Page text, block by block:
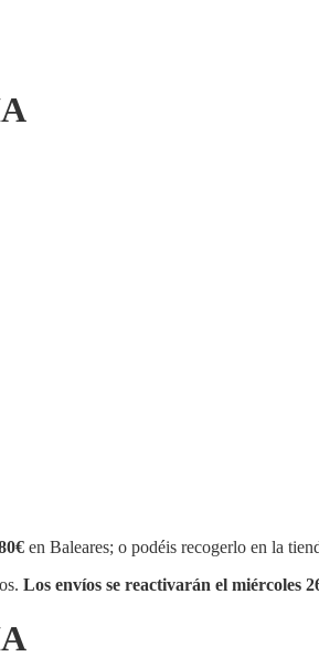
en Baleares; o podéis recogerlo en la
Los envíos se reactivarán el miércoles